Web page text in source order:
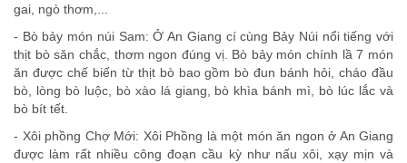
gai, ngò thơm,...
- Bò bảy món núi Sam: Ở An Giang cí cùng Bảy Núi nổi tiếng với
thịt bò săn chắc, thơm ngon đúng vị. Bò bảy món chính lầ 7 món
ăn được chế biến từ thịt bò bao gồm bò đun bánh hỏi, cháo đầu
bò, lòng bò luộc, bò xào lá giang, bò khìa bánh mì, bò lúc lắc và
bò bít tết.
- Xôi phồng Chợ Mới: Xôi Phồng là một món ăn ngon ở An Giang
được làm rất nhiều công đoạn cầu kỳ như nấu xôi, xạy mịn và